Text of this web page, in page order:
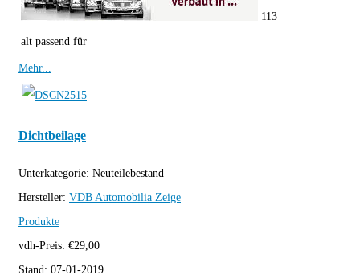
alt passend für
113
Mehr...
Dichtbeilage
Unterkategorie: Neuteilebestand
Hersteller: VDB Automobilia Zeige
Produkte
vdh-Preis: €29,00
Stand: 07-01-2019